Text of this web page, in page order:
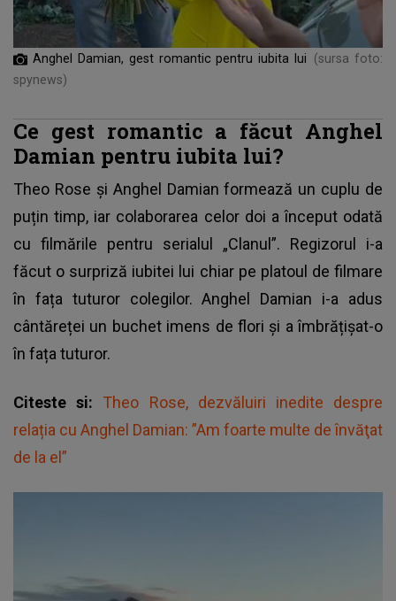
Anghel Damian, gest romantic pentru iubita lui
(sursa foto:
spynews)
Ce gest romantic a făcut Anghel
Damian pentru iubita lui?
Theo Rose și Anghel Damian formează un cuplu de
puțin timp, iar colaborarea celor doi a început odată
cu filmările pentru serialul „Clanul”. Regizorul i-a
făcut o surpriză iubitei lui chiar pe platoul de filmare
în fața tuturor colegilor. Anghel Damian i-a adus
cântăreței un buchet imens de flori și a îmbrățișat-o
în fața tuturor.
Citeste si: Theo Rose, dezvăluiri inedite despre
relația cu Anghel Damian: ”Am foarte multe de învăţat
de la el”